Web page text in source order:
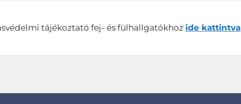
tájékoztató fej- és fülhallgatókhoz ide kattintva